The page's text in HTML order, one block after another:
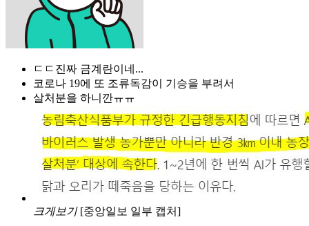
ㄷㄷ진짜 금계란이네...
코로나 19에 또 조류독감이 기승을 부려서
살처분을 하니깐ㅠㅠ
크게보기 [중앙일보 일부 캡처]